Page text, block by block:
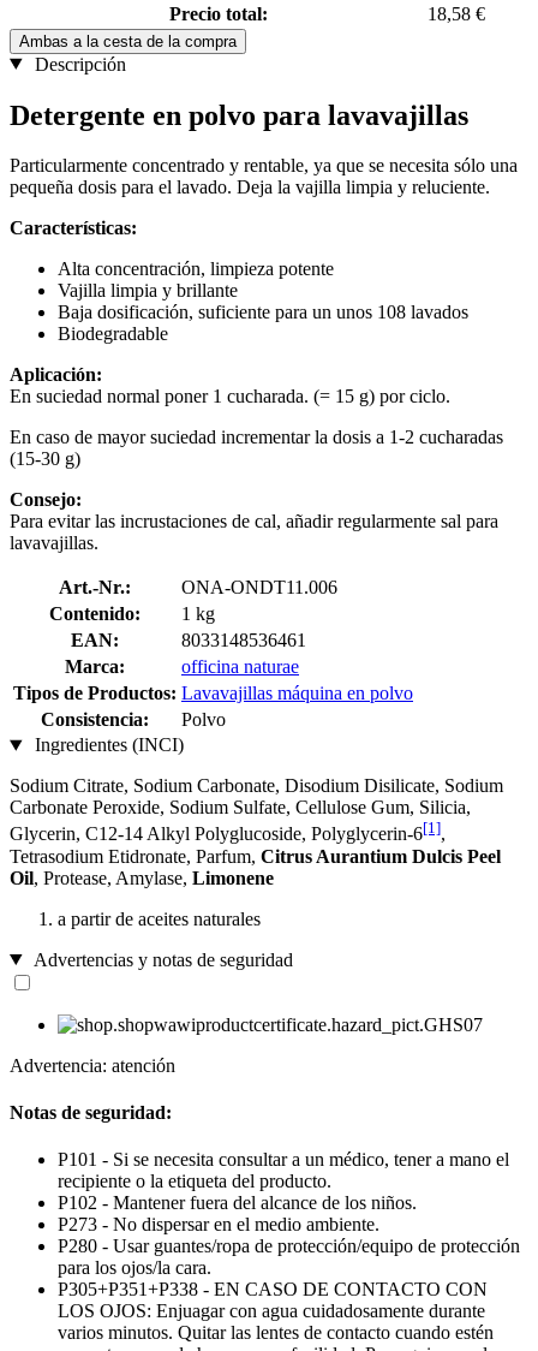
Precio total:
18,58 €
Ambas a la cesta de la compra
Descripción
Detergente en polvo para lavavajillas
Particularmente concentrado y rentable, ya que se necesita sólo una
pequeña dosis para el lavado. Deja la vajilla limpia y reluciente.
Características:
Alta concentración, limpieza potente
Vajilla limpia y brillante
Baja dosificación, suficiente para un unos 108 lavados
Biodegradable
Aplicación:
En suciedad normal poner 1 cucharada. (= 15 g) por ciclo.
En caso de mayor suciedad incrementar la dosis a 1-2 cucharadas
(15-30 g)
Consejo:
Para evitar las incrustaciones de cal, añadir regularmente sal para
lavavajillas.
Art.-Nr.:
ONA-ONDT11.006
Contenido:
1 kg
EAN:
8033148536461
Marca:
officina naturae
Tipos de Productos: Lavavajillas máquina en polvo
Consistencia:
Polvo
Ingredientes (INCI)
Sodium Citrate, Sodium Carbonate, Disodium Disilicate, Sodium
Carbonate Peroxide, Sodium Sulfate, Cellulose Gum, Silicia,
Glycerin, C12-14 Alkyl Polyglucoside, Polyglycerin-6[1],
Tetrasodium Etidronate, Parfum, Citrus Aurantium Dulcis Peel
Oil, Protease, Amylase, Limonene
a partir de aceites naturales
Advertencias y notas de seguridad
Advertencia: atención
Notas de seguridad:
P101 - Si se necesita consultar a un médico, tener a mano el
recipiente o la etiqueta del producto.
P102 - Mantener fuera del alcance de los niños.
P273 - No dispersar en el medio ambiente.
P280 - Usar guantes/ropa de protección/equipo de protección
para los ojos/la cara.
P305+P351+P338 - EN CASO DE CONTACTO CON
LOS OJOS: Enjuagar con agua cuidadosamente durante
varios minutos. Quitar las lentes de contacto cuando estén